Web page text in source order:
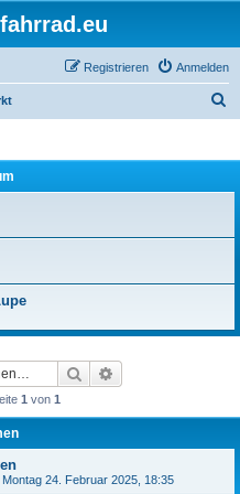
Anmelden
Registrieren
Suche
1 von 1
Montag 24. Februar 2025, 18:35